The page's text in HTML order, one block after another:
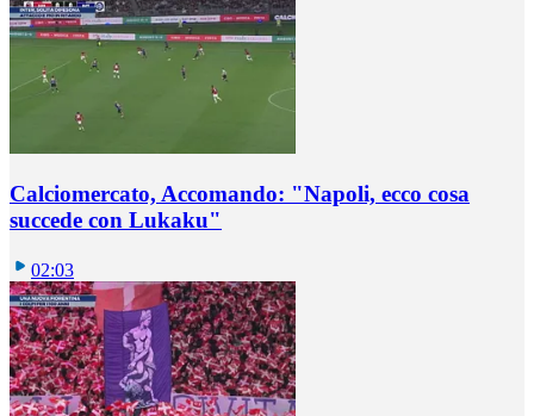
Calciomercato, Accomando: "Napoli, ecco cosa
succede con Lukaku"
02:03